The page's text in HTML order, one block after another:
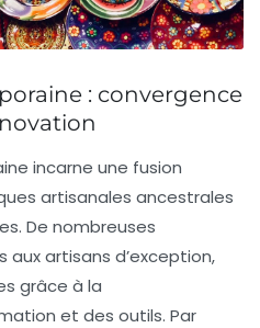
: convergence
incarne une fusion
artisanales ancestrales
De nombreuses
aux artisans d’exception,
grâce à la
et des outils. Par